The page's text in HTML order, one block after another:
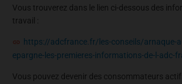
Vous trouverez dans le lien ci-dessous des
travail :
https://adcfrance.fr/les-conseils/arnaque-
epargne-les-premieres-informations-de-l-adc-
Vous pouvez devenir des consommateurs